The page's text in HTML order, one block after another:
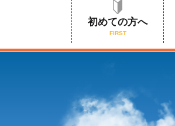
初めての方へ
FIRST